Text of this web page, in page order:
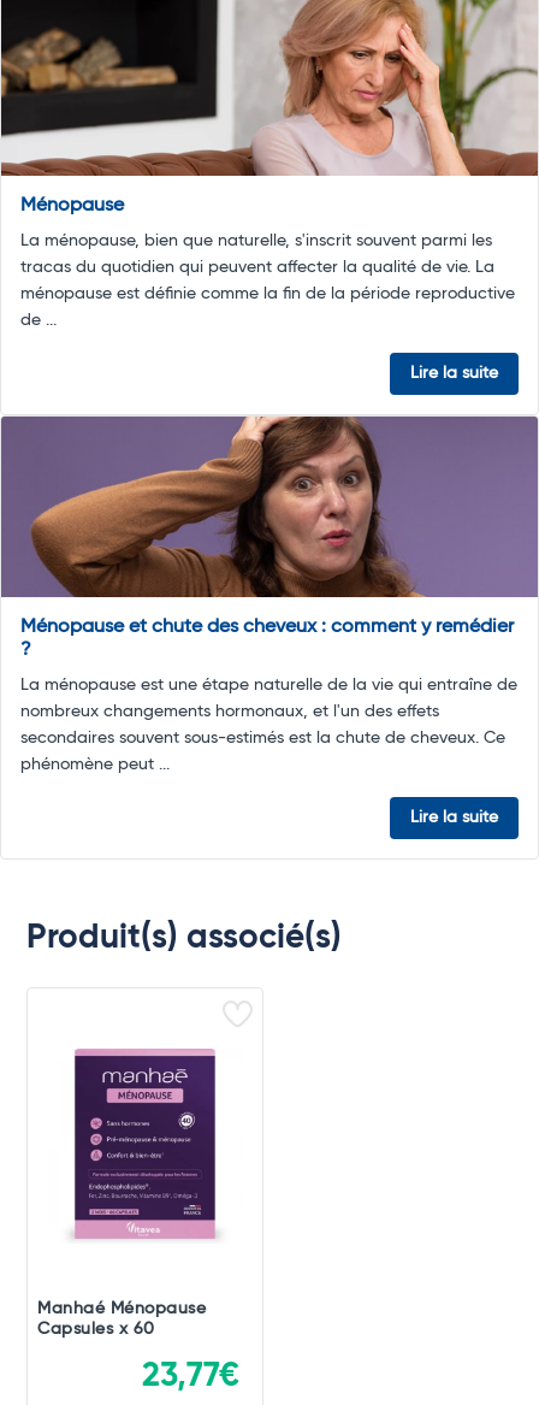
Ménopause
La ménopause, bien que naturelle, s'inscrit souvent parmi les
tracas du quotidien qui peuvent affecter la qualité de vie. La
ménopause est définie comme la fin de la période reproductive
de ...
Lire la suite
Ménopause et chute des cheveux : comment y remédier
?
La ménopause est une étape naturelle de la vie qui entraîne de
nombreux changements hormonaux, et l'un des effets
secondaires souvent sous-estimés est la chute de cheveux. Ce
phénomène peut ...
Lire la suite
Produit(s) associé(s)
Manhaé Ménopause
Capsules x 60
23,77€